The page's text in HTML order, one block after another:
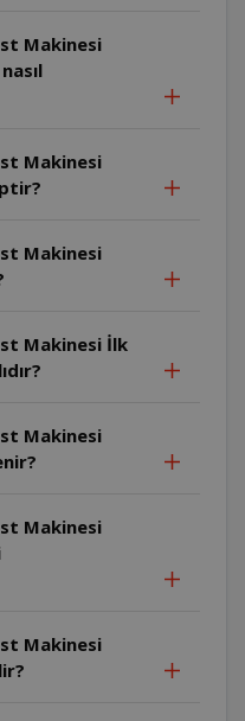
Makinesi
Makinesi
Makinesi
Makinesi İlk
Makinesi
Makinesi
Makinesi